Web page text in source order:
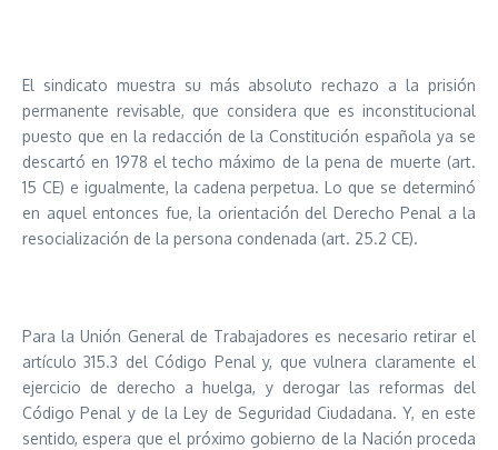
El sindicato muestra su más absoluto rechazo a la prisión
permanente revisable, que considera que es inconstitucional
puesto que en la redacción de la Constitución española ya se
descartó en 1978 el techo máximo de la pena de muerte (art.
15 CE) e igualmente, la cadena perpetua. Lo que se determinó
en aquel entonces fue, la orientación del Derecho Penal a la
resocialización de la persona condenada (art. 25.2 CE).
Para la Unión General de Trabajadores es necesario retirar el
artículo 315.3 del Código Penal y, que vulnera claramente el
ejercicio de derecho a huelga, y derogar las reformas del
Código Penal y de la Ley de Seguridad Ciudadana. Y, en este
sentido, espera que el próximo gobierno de la Nación proceda